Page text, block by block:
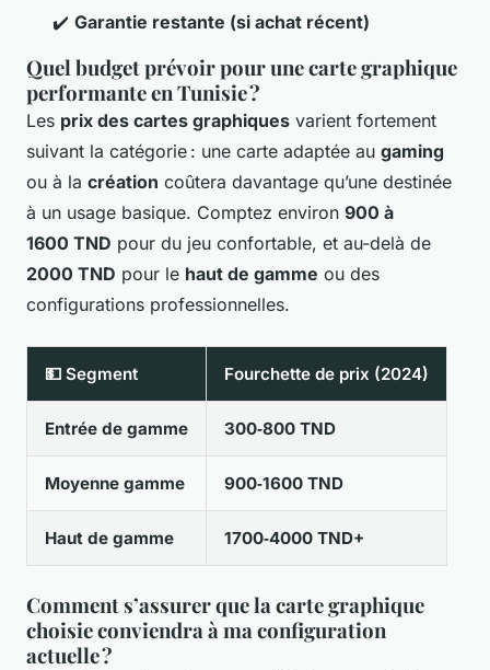
✔️ Garantie restante (si achat récent)
Quel budget prévoir pour une carte graphique
performante en Tunisie ?
Les prix des cartes graphiques varient fortement
suivant la catégorie : une carte adaptée au gaming
ou à la création coûtera davantage qu’une destinée
à un usage basique. Comptez environ 900 à
1600 TND pour du jeu confortable, et au-delà de
2000 TND pour le haut de gamme ou des
configurations professionnelles.
💵 Segment Fourchette de prix (2024)
Entrée de gamme 300‑800 TND
Moyenne gamme 900‑1600 TND
Haut de gamme 1700‑4000 TND+
Comment s’assurer que la carte graphique
choisie conviendra à ma configuration
actuelle ?